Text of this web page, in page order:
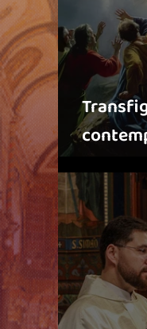
para
da fé